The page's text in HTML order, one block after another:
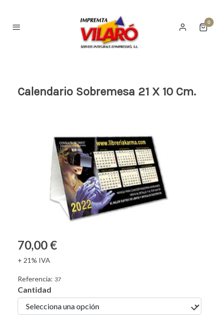
0
Calendario Sobremesa 21 X 10 Cm.
70,00 €
+ 21% IVA
Referencia: 37
Cantidad